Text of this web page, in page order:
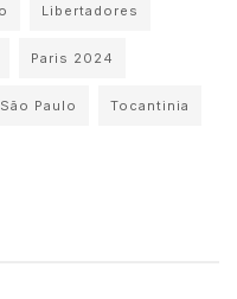
Libertadores
Paris 2024
São Paulo Tocantinia